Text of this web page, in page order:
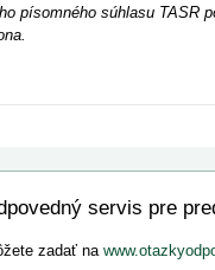
písomného súhlasu TASR
servis pre
zadať na